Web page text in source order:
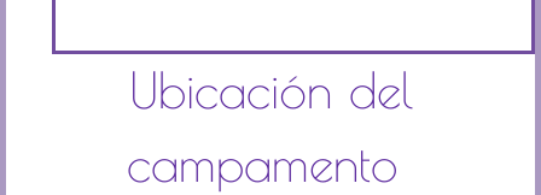
Ubicación del
campamento